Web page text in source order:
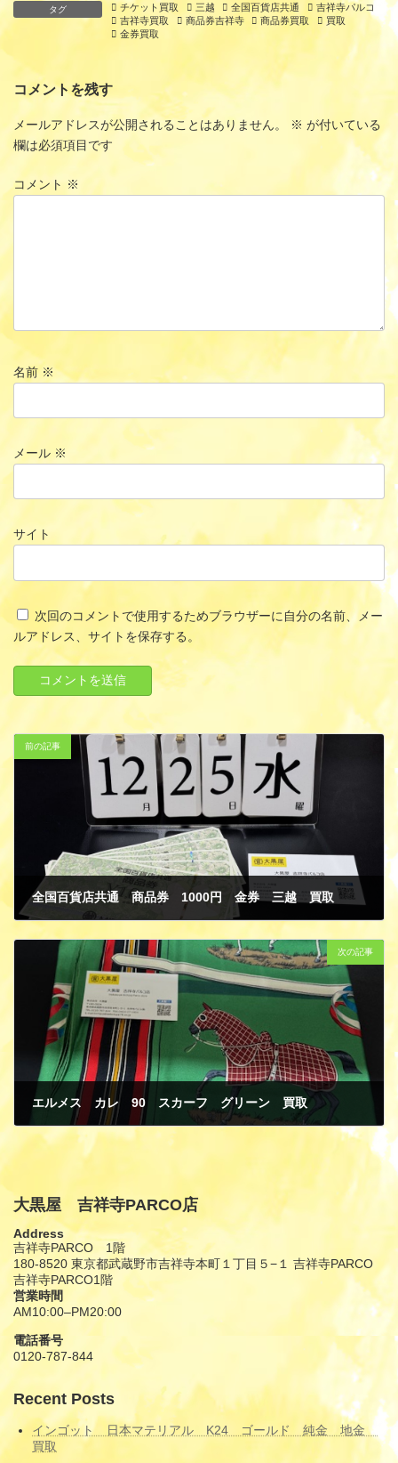
タグ チケット買取 三越 全国百貨店共通
吉祥寺パルコ
吉祥寺買取
商品券吉祥寺 商品券買取
買取
金券買取
コメントを残す
メールアドレスが公開されることはありません。 ※ が付いている
欄は必須項目です
コメント ※
名前 ※
メール ※
サイト
次回のコメントで使用するためブラウザーに自分の名前、メー
ルアドレス、サイトを保存する。
前の記事
全国百貨店共通 商品券 1000円 金券 三越 買取
次の記事
エルメス カレ 90 スカーフ グリーン 買取
12月 31, 2024
大黒屋 吉祥寺PARCO店
Address
吉祥寺PARCO 1階
180-8520 東京都武蔵野市吉祥寺本町１丁目５−１ 吉祥寺PARCO
吉祥寺PARCO1階
営業時間
AM10:00–PM20:00
電話番号
0120-787-844
Recent Posts
インゴット 日本マテリアル K24 ゴールド 純金 地金
買取